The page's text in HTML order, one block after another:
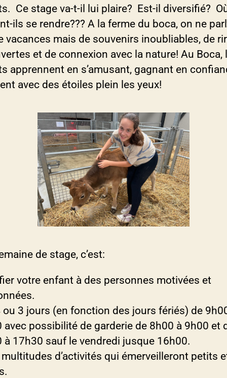
Ce stage va-t-il lui plaire? Est-il diversifié?
ils se rendre??? A la ferme du boca, on ne
vacances mais de souvenirs inoubliables, de
et de connexion avec la nature! Au Boca,
apprennent en s’amusant, gagnant en
avec des étoiles plein les yeux!
de stage, c’est:
votre enfant à des personnes motivées et
3 jours (en fonction des jours fériés) de
avec possibilité de garderie de 8h00 à 9h00 et
à 17h30 sauf le vendredi jusque 16h00.
d’activités qui émerveilleront petits